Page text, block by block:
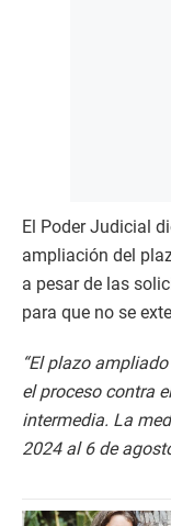
El Poder Judicial
ampliación del
a pesar de las
para que no se
“El plazo
el proceso contra
intermedia. La
2024 al 6 de